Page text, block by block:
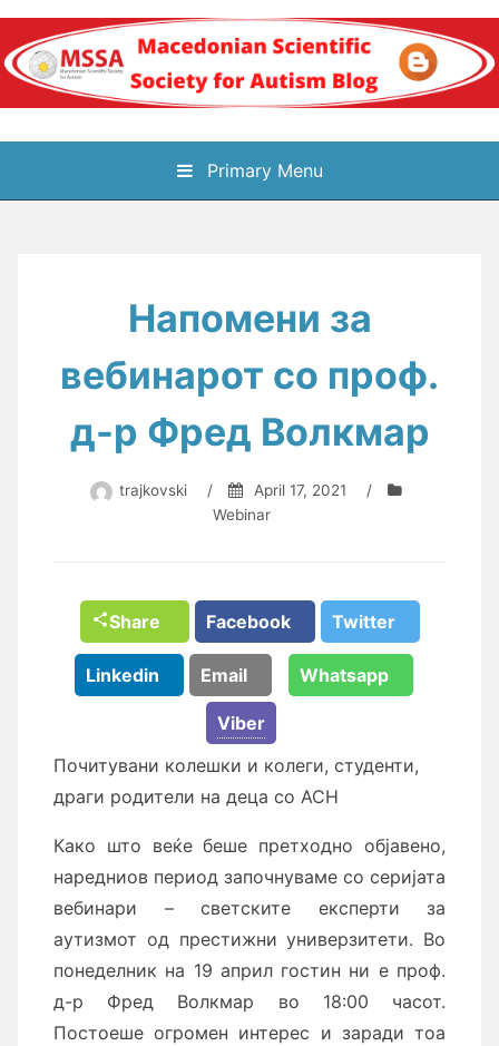
Skip
content
Блог на
Македонското научно
аутизам
Primary Menu
Напомени за
вебинарот со проф.
д-р Фред Волкмар
trajkovski / April 17, 2021
/
Webinar
Share Facebook Twitter
Linkedin Email Whatsapp
Viber
Почитувани колешки и колеги, студенти,
драги родители на деца со АСН
Како што веќе беше претходно објавено,
наредниов период започнуваме со серијата
вебинари – светските експерти за
аутизмот од престижни универзитети. Во
понеделник на 19 април гостин ни е проф.
д-р Фред Волкмар во 18:00 часот.
Постоеше огромен интерес и заради тоа